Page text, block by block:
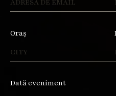
Oraș
Dată eveniment